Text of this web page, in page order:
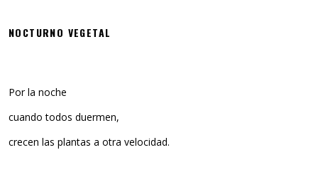
NOCTURNO VEGETAL
Por la noche
cuando todos duermen,
crecen las plantas a otra velocidad.